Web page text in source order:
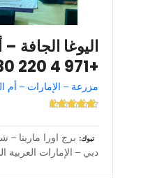
اليوغا الجافة
+971 4 220 5330
مزرعة – الإمارات – أم
تبوك
برج اورا مارينا
دبي – الإمارات العربية